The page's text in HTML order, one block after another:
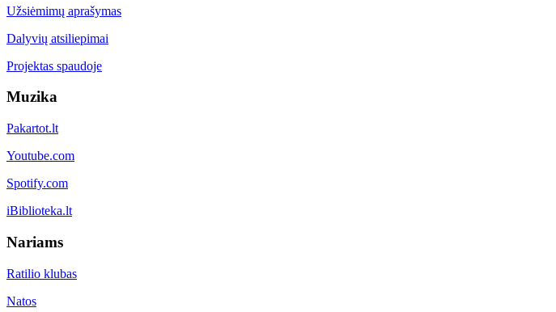
Užsiėmimų aprašymas
Dalyvių atsiliepimai
Projektas spaudoje
Muzika
Pakartot.lt
Youtube.com
Spotify.com
iBiblioteka.lt
Nariams
Ratilio klubas
Natos